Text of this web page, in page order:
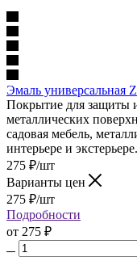
Эмаль универсальная
Покрытие для защиты
металлических
садовая мебель,
интерьере и экстерьере.
275 ₽/шт
Варианты цен
275 ₽/шт
Подробности
от 275 ₽